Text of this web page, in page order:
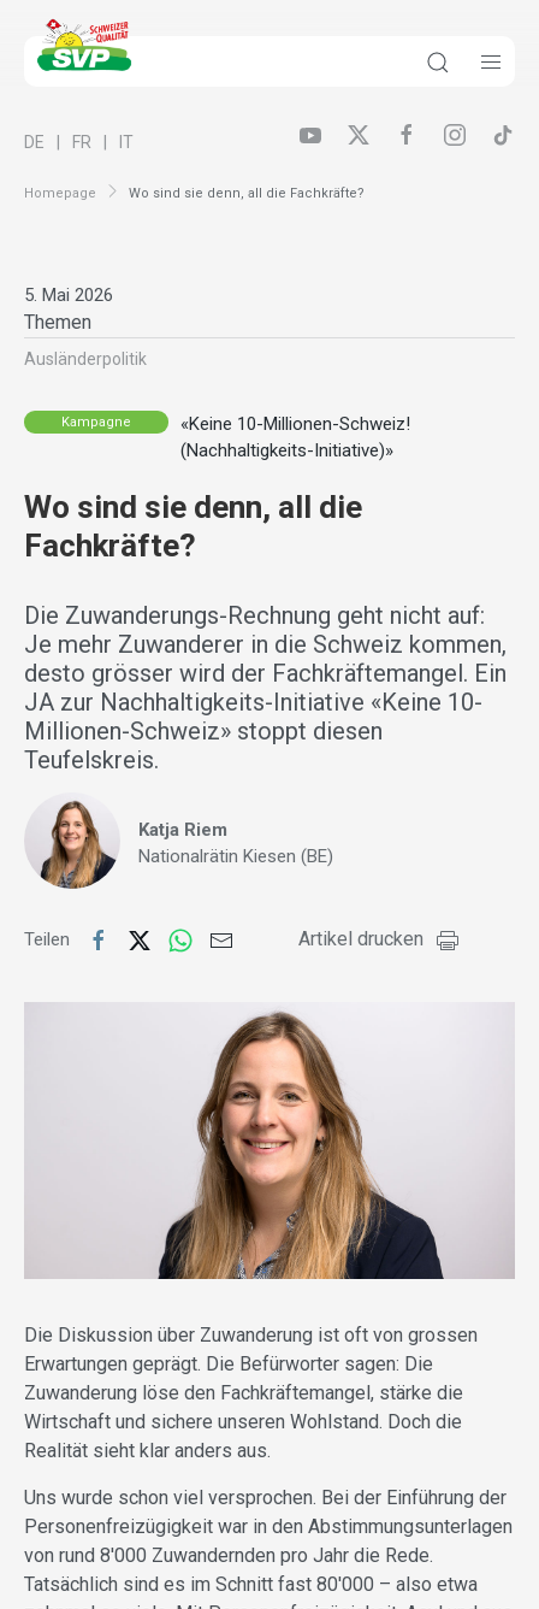
Homepage Wo sind sie denn, all die Fachkräfte?
DE FR IT
5. Mai 2026
Themen
Ausländer­politik
Kampagne
«Keine 10-Millionen-Schweiz!
(Nachhaltigkeits-Initiative)»
Wo sind sie denn, all die
Fachkräfte?
Die Zuwanderungs-Rechnung geht nicht auf:
Je mehr Zuwanderer in die Schweiz kommen,
desto grösser wird der Fachkräftemangel. Ein
JA zur Nachhaltigkeits-Initiative «Keine 10-
Millionen-Schweiz» stoppt diesen
Teufelskreis.
Katja Riem
Nationalrätin Kiesen (BE)
Teilen Artikel drucken
Die Diskussion über Zuwanderung ist oft von grossen
Erwartungen geprägt. Die Befürworter sagen: Die
Zuwanderung löse den Fachkräftemangel, stärke die
Wirtschaft und sichere unseren Wohlstand. Doch die
Realität sieht klar anders aus.
Uns wurde schon viel versprochen. Bei der Einführung der
Personenfreizügigkeit war in den Abstimmungsunterlagen
von rund 8'000 Zuwandernden pro Jahr die Rede.
Tatsächlich sind es im Schnitt fast 80'000 – also etwa